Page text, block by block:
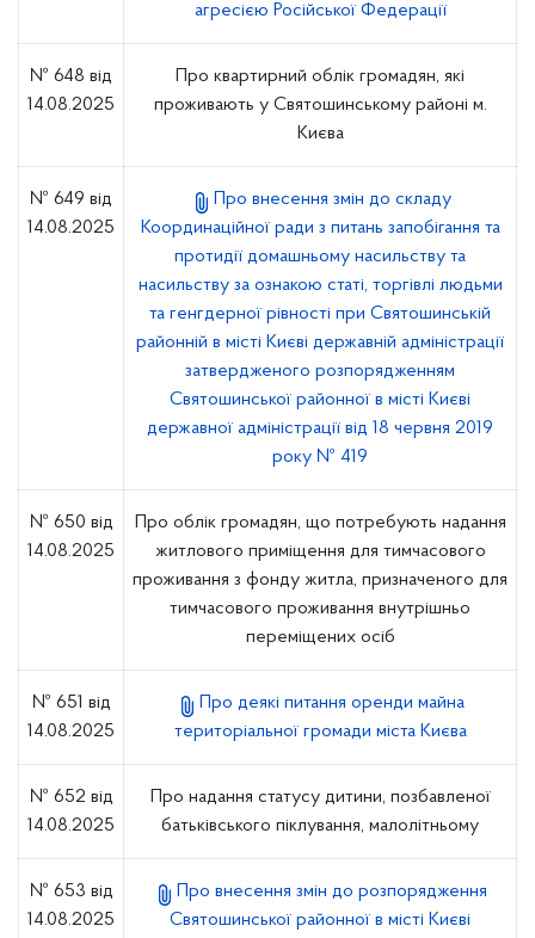
агресією Російської Федерації
№ 648 від
14.08.2025
Про квартирний облік громадян, які
проживають у Святошинському районі м.
Києва
№ 649 від
14.08.2025
Про внесення змін до складу
Координаційної ради з питань запобігання та
протидії домашньому насильству та
насильству за ознакою статі, торгівлі людьми
та генгдерної рівності при Святошинській
районній в місті Києві державній адміністрації
затвердженого розпорядженням
Святошинської районної в місті Києві
державної адміністрації від 18 червня 2019
року № 419
№ 650 від
14.08.2025
Про облік громадян, що потребують надання
житлового приміщення для тимчасового
проживання з фонду житла, призначеного для
тимчасового проживання внутрішньо
переміщених осіб
№ 651 від
14.08.2025
Про деякі питання оренди майна
територіальної громади міста Києва
№ 652 від
14.08.2025
Про надання статусу дитини, позбавленої
батьківського піклування, малолітньому
№ 653 від
14.08.2025
Про внесення змін до розпорядження
Святошинської районної в місті Києві